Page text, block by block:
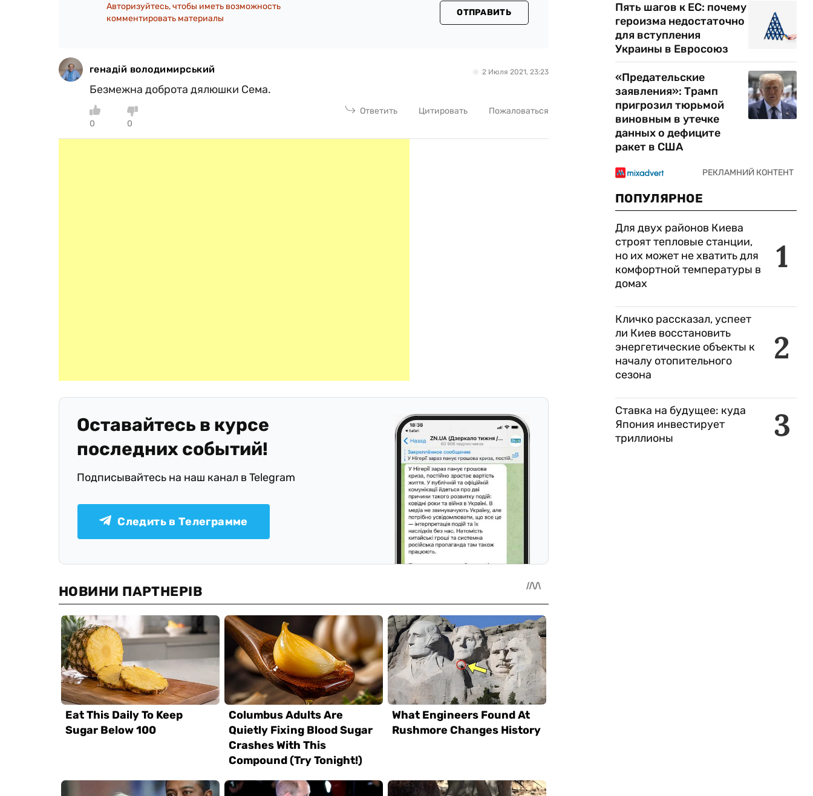
Авторизуйтесь, чтобы иметь возможность
комментировать материалы
ОТПРАВИТЬ
генадій володимирський 2 Июля 2021, 23:23
Безмежна доброта дялюшки Сема.
0 0
Ответить Цитировать Пожаловаться
Оставайтесь в курсе
последних событий!
Подписывайтесь на наш канал в Telegram
Следить в Телеграмме
Пять шагов к ЕС: почему
героизма недостаточно
для вступления
Украины в Евросоюз
«Предательские
заявления»: Трамп
пригрозил тюрьмой
виновным в утечке
данных о дефиците
ракет в США
ПОПУЛЯРНОЕ
1
Для двух районов Киева
строят тепловые станции,
но их может не хватить для
комфортной температуры в
домах
2
Кличко рассказал, успеет
ли Киев восстановить
энергетические объекты к
началу отопительного
сезона
3
Ставка на будущее: куда
Япония инвестирует
триллионы